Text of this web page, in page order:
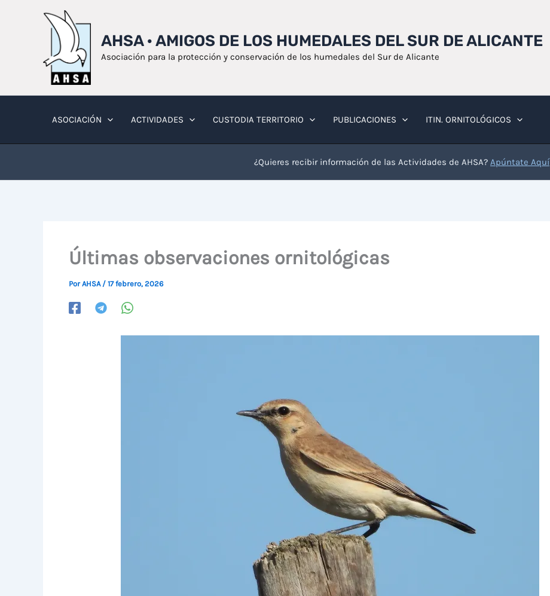
AHSA · AMIGOS DE LOS HUMEDALES DEL SUR DE ALICANTE
Asociación para la protección y conservación de los humedales del Sur de Alicante
ASOCIACIÓN ACTIVIDADES CUSTODIA TERRITORIO PUBLICACIONES ITIN. ORNITOLÓGICOS
¿Quieres recibir información de las Actividades de AHSA? Apúntate Aquí
Últimas observaciones ornitológicas
PorAHSA / 17 febrero, 2026